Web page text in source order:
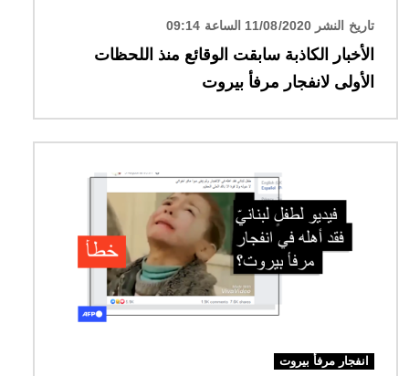
تاريخ النشر 11/08/2020 الساعة 09:14
الأخبار الكاذبة سابقت الوقائع منذ اللحظات
الأولى لانفجار مرفأ بيروت
انفجار مرفأ بيروت